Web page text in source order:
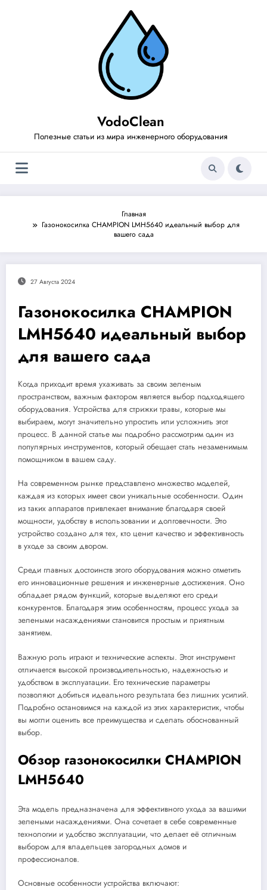
VodoClean
Полезные статьи из мира инженерного оборудования
Главная
Газонокосилка CHAMPION LMH5640 идеальный выбор для
вашего сада
27 Августа 2024
Газонокосилка CHAMPION
LMH5640 идеальный выбор
для вашего сада
Когда приходит время ухаживать за своим зеленым
пространством, важным фактором является выбор подходящего
оборудования. Устройства для стрижки травы, которые мы
выбираем, могут значительно упростить или усложнить этот
процесс. В данной статье мы подробно рассмотрим один из
популярных инструментов, который обещает стать незаменимым
помощником в вашем саду.
На современном рынке представлено множество моделей,
каждая из которых имеет свои уникальные особенности. Один
из таких аппаратов привлекает внимание благодаря своей
мощности, удобству в использовании и долговечности. Это
устройство создано для тех, кто ценит качество и эффективность
в уходе за своим двором.
Среди главных достоинств этого оборудования можно отметить
его инновационные решения и инженерные достижения. Оно
обладает рядом функций, которые выделяют его среди
конкурентов. Благодаря этим особенностям, процесс ухода за
зелеными насаждениями становится простым и приятным
занятием.
Важную роль играют и технические аспекты. Этот инструмент
отличается высокой производительностью, надежностью и
удобством в эксплуатации. Его технические параметры
позволяют добиться идеального результата без лишних усилий.
Подробно остановимся на каждой из этих характеристик, чтобы
вы могли оценить все преимущества и сделать обоснованный
выбор.
Обзор газонокосилки CHAMPION
LMH5640
Эта модель предназначена для эффективного ухода за вашими
зелеными насаждениями. Она сочетает в себе современные
технологии и удобство эксплуатации, что делает её отличным
выбором для владельцев загородных домов и
профессионалов.
Основные особенности устройства включают: